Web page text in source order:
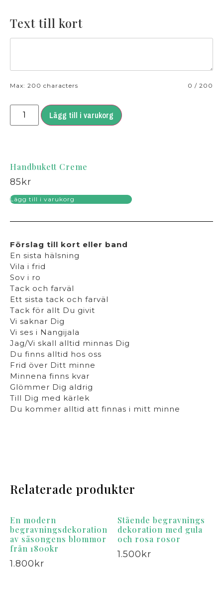
Text till kort
0 / 200
Max: 200 characters
Lägg till i varukorg
Handbukett Creme
85 kr
Lägg till i varukorg
Förslag till kort eller band
En sista hälsning
Vila i frid
Sov i ro
Tack och farväl
Ett sista tack och farväl
Tack för allt Du givit
Vi saknar Dig
Vi ses i Nangijala
Jag/Vi skall alltid minnas Dig
Du finns alltid hos oss
Frid över Ditt minne
Minnena finns kvar
Glömmer Dig aldrig
Till Dig med kärlek
Du kommer alltid att finnas i mitt minne
Relaterade produkter
En modern
begravningsdekoration
av säsongens blommor
från 1800kr
1.800 kr
Stående begravnings
dekoration med gula
och rosa rosor
1.500 kr